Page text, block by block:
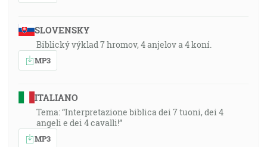
SLOVENSKY
Biblický výklad 7 hromov, 4 anjelov a 4 koní.
MP3
ITALIANO
Tema: “Interpretazione biblica dei 7 tuoni, dei 4
angeli e dei 4 cavalli!”
MP3